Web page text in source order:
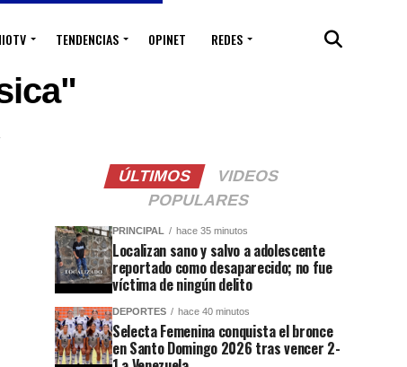
TENDENCIAS OPINET REDES
ÚLTIMOS
VIDEOS
POPULARES
PRINCIPAL hace 35 minutos
Localizan sano y salvo a adolescente
reportado como desaparecido; no fue
víctima de ningún delito
DEPORTES hace 40 minutos
Selecta Femenina conquista el bronce
en Santo Domingo 2026 tras vencer 2-